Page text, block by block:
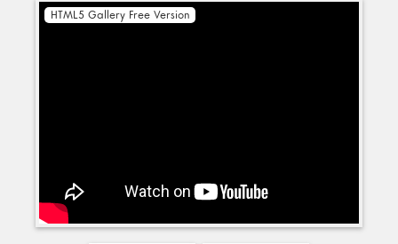
HTML5 Gallery Free Version